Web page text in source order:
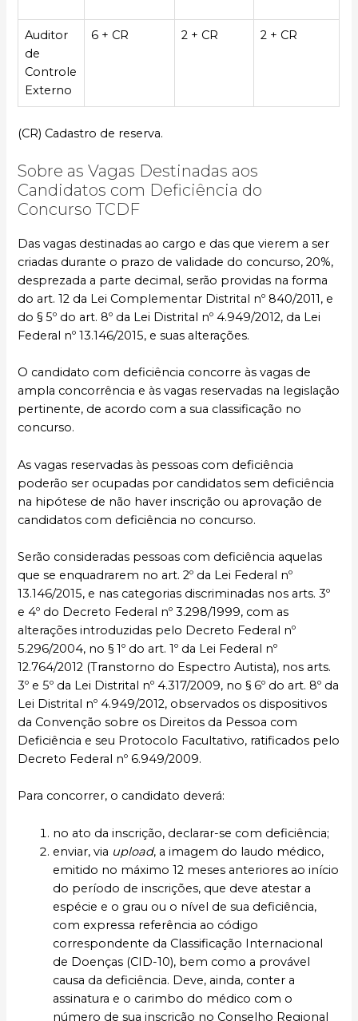
Auditor
de
Controle
Externo
6 + CR 2 + CR 2 + CR
(CR) Cadastro de reserva.
Sobre as Vagas Destinadas aos
Candidatos com Deficiência do
Concurso TCDF
Das vagas destinadas ao cargo e das que vierem a ser
criadas durante o prazo de validade do concurso, 20%,
desprezada a parte decimal, serão providas na forma
do art. 12 da Lei Complementar Distrital nº 840/2011, e
do § 5º do art. 8º da Lei Distrital nº 4.949/2012, da Lei
Federal nº 13.146/2015, e suas alterações.
O candidato com deficiência concorre às vagas de
ampla concorrência e às vagas reservadas na legislação
pertinente, de acordo com a sua classificação no
concurso.
As vagas reservadas às pessoas com deficiência
poderão ser ocupadas por candidatos sem deficiência
na hipótese de não haver inscrição ou aprovação de
candidatos com deficiência no concurso.
Serão consideradas pessoas com deficiência aquelas
que se enquadrarem no art. 2º da Lei Federal nº
13.146/2015, e nas categorias discriminadas nos arts. 3º
e 4º do Decreto Federal nº 3.298/1999, com as
alterações introduzidas pelo Decreto Federal nº
5.296/2004, no § 1º do art. 1º da Lei Federal nº
12.764/2012 (Transtorno do Espectro Autista), nos arts.
3º e 5º da Lei Distrital nº 4.317/2009, no § 6º do art. 8º da
Lei Distrital nº 4.949/2012, observados os dispositivos
da Convenção sobre os Direitos da Pessoa com
Deficiência e seu Protocolo Facultativo, ratificados pelo
Decreto Federal nº 6.949/2009.
Para concorrer, o candidato deverá:
no ato da inscrição, declarar-se com deficiência;
enviar, via upload, a imagem do laudo médico,
emitido no máximo 12 meses anteriores ao início
do período de inscrições, que deve atestar a
espécie e o grau ou o nível de sua deficiência,
com expressa referência ao código
correspondente da Classificação Internacional
de Doenças (CID-10), bem como a provável
causa da deficiência. Deve, ainda, conter a
assinatura e o carimbo do médico com o
número de sua inscrição no Conselho Regional